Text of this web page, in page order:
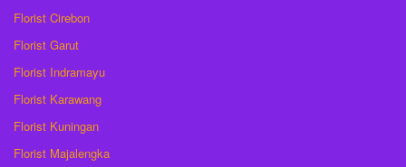
Florist Cirebon
Florist Garut
Florist Indramayu
Florist Karawang
Florist Kuningan
Florist Majalengka